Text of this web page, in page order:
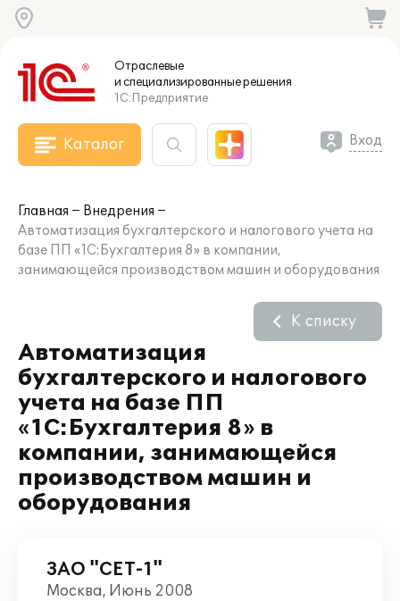
Отраслевые
и специализированныерешения
1С:Предприятие
Каталог Вход
Главная
Внедрения
Автоматизация бухгалтерского и налогового учета на
базе ПП «1С:Бухгалтерия 8» в компании,
занимающейся производством машин и оборудования
Автоматизация
бухгалтерского и налогового
учета на базе ПП
«1С:Бухгалтерия 8» в
компании, занимающейся
производством машин и
оборудования
К списку
ЗАО "СЕТ-1"
Москва, Июнь 2008